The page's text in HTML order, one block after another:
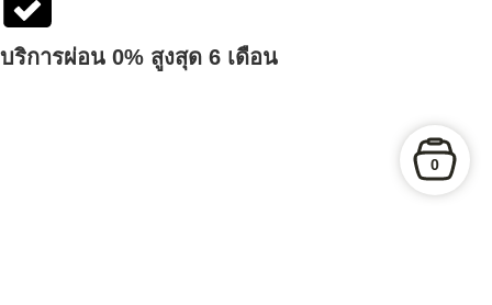
บริการผ่อน 0% สูงสุด 6 เดือน
0